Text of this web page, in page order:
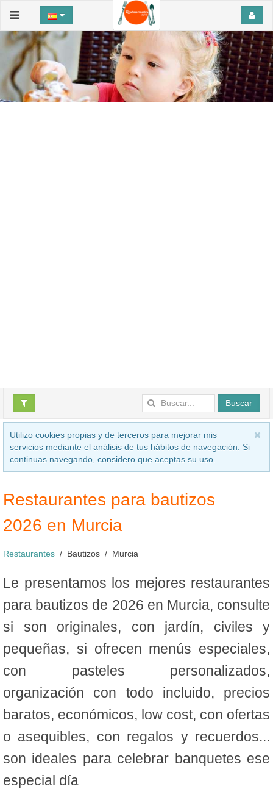
Buscar
Utilizo cookies propias y de terceros para mejorar mis
servicios mediante el análisis de tus hábitos de navegación. Si
continuas navegando, considero que aceptas su uso.
Restaurantes para bautizos
2026 en Murcia
Restaurantes Bautizos Murcia
Le presentamos los mejores restaurantes
para bautizos de 2026 en Murcia, consulte
si son originales, con jardín, civiles y
pequeñas, si ofrecen menús especiales,
con pasteles personalizados,
organización con todo incluido, precios
baratos, económicos, low cost, con ofertas
o asequibles, con regalos y recuerdos...
son ideales para celebrar banquetes ese
especial día